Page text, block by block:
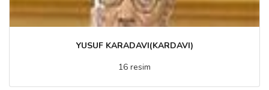
YUSUF KARADAVI(KARDAVI)
16 resim